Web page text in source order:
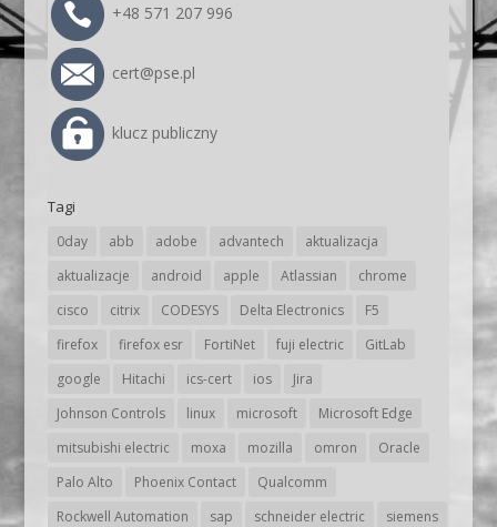
+48 571 207 996
cert@pse.pl
klucz publiczny
Tagi
0day abb adobe advantech
aktualizacja
aktualizacje
android apple Atlassian
chrome
cisco
citrix CODESYS Delta Electronics
F5
firefox
firefox esr FortiNet fuji electric
GitLab
google
Hitachi ics-cert ios
Jira
Johnson Controls
linux microsoft
Microsoft Edge
mitsubishi electric
moxa mozilla omron
Oracle
Palo Alto
Phoenix Contact
Qualcomm
Rockwell Automation
sap schneider electric
siemens